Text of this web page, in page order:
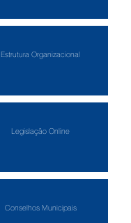
Estrutura Organizacional
Legislação Online
Conselhos Municipais